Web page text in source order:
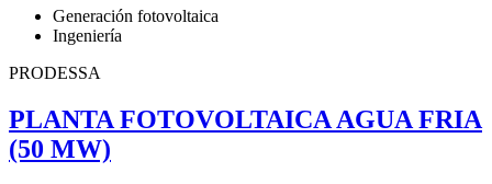
Generación fotovoltaica
Ingeniería
PRODESSA
PLANTA FOTOVOLTAICA AGUA FRIA
(50 MW)